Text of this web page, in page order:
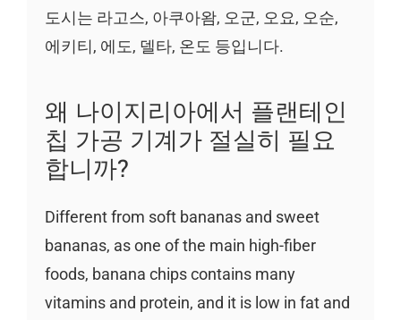
도시는 라고스, 아쿠아왐, 오군, 오요, 오순,
에키티, 에도, 델타, 온도 등입니다.
왜 나이지리아에서 플랜테인
칩 가공 기계가 절실히 필요
합니까?
Different from soft bananas and sweet
bananas, as one of the main high-fiber
foods, banana chips contains many
vitamins and protein, and it is low in fat and